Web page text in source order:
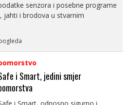
senzora i posebne programe
jahti i brodova u stvarnim
i Smart, jedini smjer